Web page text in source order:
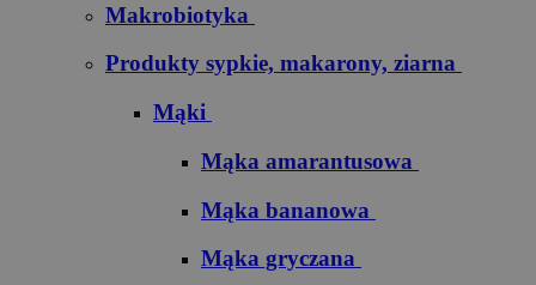
Makrobiotyka
Produkty sypkie, makarony, ziarna
Mąki
Mąka amarantusowa
Mąka bananowa
Mąka gryczana